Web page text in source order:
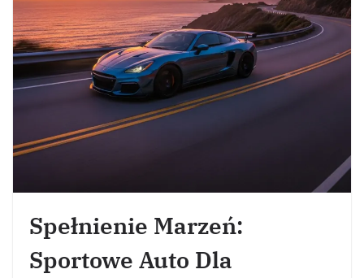
Spełnienie Marzeń:
Sportowe Auto Dla